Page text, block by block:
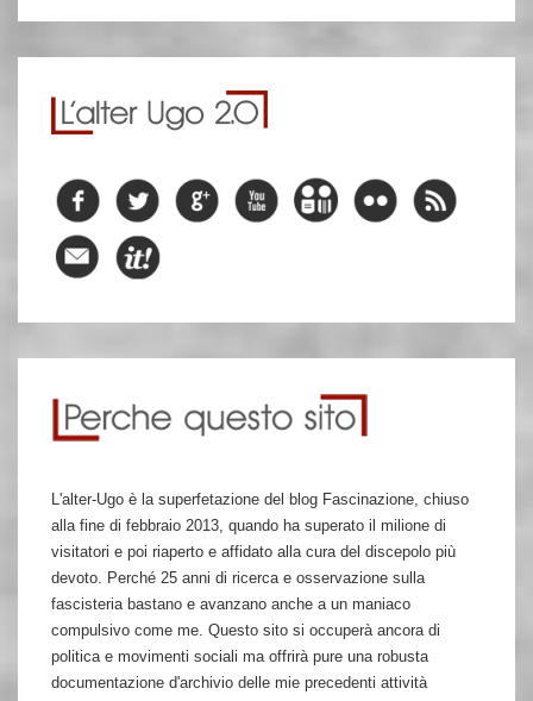
L'alter-Ugo è la superfetazione del blog Fascinazione, chiuso
alla fine di febbraio 2013, quando ha superato il milione di
visitatori e poi riaperto e affidato alla cura del discepolo più
devoto. Perché 25 anni di ricerca e osservazione sulla
fascisteria bastano e avanzano anche a un maniaco
compulsivo come me. Questo sito si occuperà ancora di
politica e movimenti sociali ma offrirà pure una robusta
documentazione d'archivio delle mie precedenti attività